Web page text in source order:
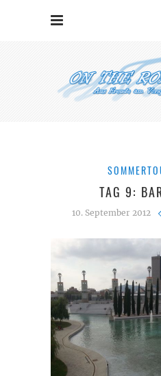
TAG 9:
10. September 2012